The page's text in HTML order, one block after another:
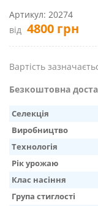
Артикул: 20274
від 4800 грн
Вартість
Безкоштовна
Селекція
Виробництво
Технологія
Рік урожаю
Клас насіння
Група стиглості